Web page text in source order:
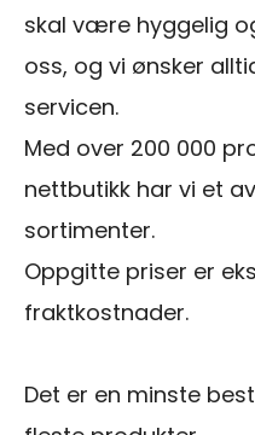
skal være hyggelig
oss, og vi ønsker
servicen.
Med over 200 000
nettbutikk har vi et
sortimenter.
Oppgitte priser er
fraktkostnader.
Det er en minste